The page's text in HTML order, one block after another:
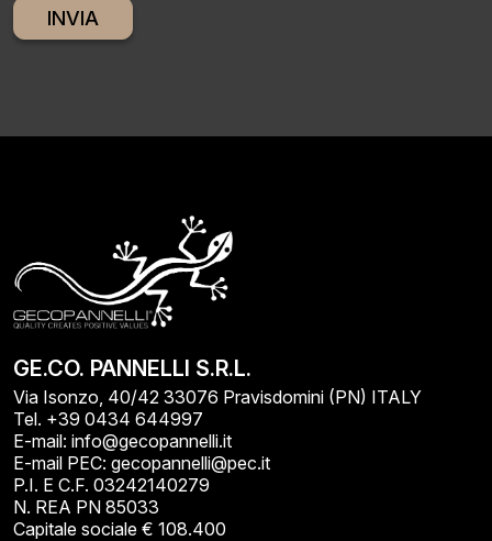
GE.CO. PANNELLI S.R.L.
Via Isonzo, 40/42 33076 Pravisdomini (PN) ITALY
Tel. +39 0434 644997
E-mail: info@gecopannelli.it
E-mail PEC: gecopannelli@pec.it
P.I. E C.F. 03242140279
N. REA PN 85033
Capitale sociale € 108.400